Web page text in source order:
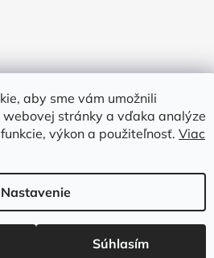
aby sme vám umožnili
stránky a vďaka analýze
výkon a použiteľnosť. Viac
Nastavenie
Súhlasím
Vytvoril Shoptet
. Všetky práva vyhradené.
cookies